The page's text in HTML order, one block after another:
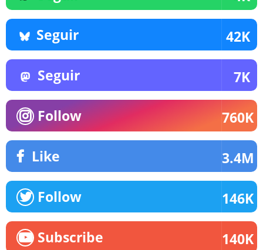
Seguir 42K
Seguir 7K
Follow 760K
Like 3.4M
Follow 146K
Subscribe 140K